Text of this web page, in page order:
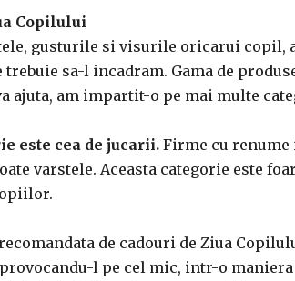
Copilului
gusturile si visurile oricarui copil,
sa-l incadram. Gama de
ajuta, am impartit-o pe mai multe
este cea de jucarii.Firme cu renume
varstele. Aceasta categorie este
de cadouri de Ziua
l pe cel mic, intr-o